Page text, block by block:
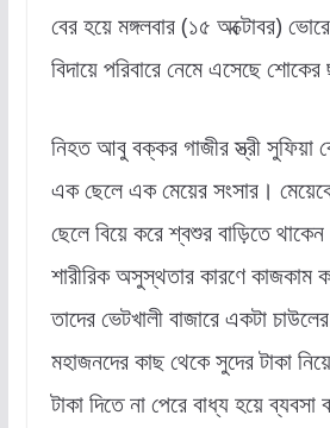
বের হয়ে মঙ্গলবার (১৫ অক্টোবর) ভোরে
বিদায়ে পরিবারে নেমে এসেছে শোকের
নিহত আবু বক্কর গাজীর স্ত্রী সুফিয়া
এক ছেলে এক মেয়ের সংসার।
ছেলে বিয়ে করে শ্বশুর বাড়িতে
শারীরিক অসুস্থতার কারণে কাজকাম
তাদের ভেটখালী বাজারে একটা
মহাজনদের কাছ থেকে সুদের টাকা
টাকা দিতে না পেরে বাধ্য হয়ে